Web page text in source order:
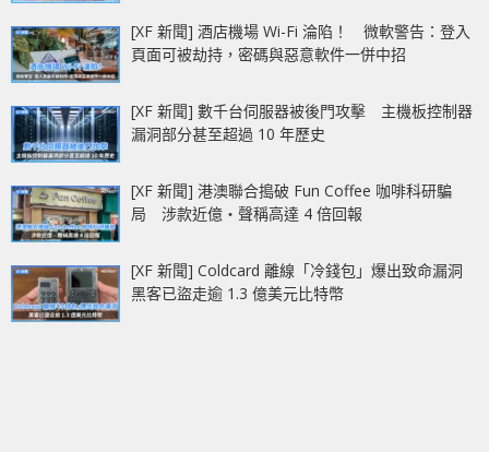
[XF 新聞] 酒店機場 Wi-Fi 淪陷！ 微軟警告：登入
頁面可被劫持，密碼與惡意軟件一併中招
[XF 新聞] 數千台伺服器被後門攻擊 主機板控制器
漏洞部分甚至超過 10 年歷史
[XF 新聞] 港澳聯合搗破 Fun Coffee 咖啡科研騙
局 涉款近億‧聲稱高達 4 倍回報
[XF 新聞] Coldcard 離線「冷錢包」爆出致命漏洞
黑客已盜走逾 1.3 億美元比特幣